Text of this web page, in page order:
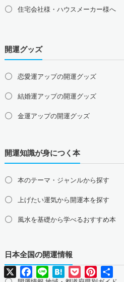
中国地方の占い師募集・求人
山口県の占い師募集・求人
四国地方の占い師募集・求人
愛媛県の占い師募集・求人
九州地方の占い師募集・求人
大分県の占い師募集・求人
住宅会社様・ハウスメーカー様へ
開運グッズ
恋愛運アップの開運グッズ
結婚運アップの開運グッズ
金運アップの開運グッズ
健康運アップの開運グッズ
家庭運・家族運アップの開運グッズ
総合運・全体運アップの開運グッズ
2026年干支の午・馬の開運グッズ
幸運を呼ぶ、かわいい招き猫
おめでたい七福神の縁起物
開運知識が身につく本
本のテーマ・ジャンルから探す
上げたい運気から開運本を探す
風水を基礎から学べるおすすめ本
日本全国の開運情報
X Facebook
Line HatenaPocketPinterest
有